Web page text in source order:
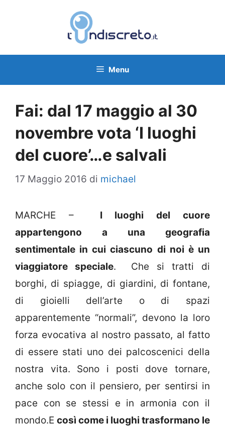
Menu
Fai: dal 17 maggio al 30
novembre vota ‘I luoghi
del cuore’…e salvali
17 Maggio 2016 di michael
MARCHE – I luoghi del cuore
appartengono a una geografia
sentimentale in cui ciascuno di noi è un
viaggiatore speciale. Che si tratti di
borghi, di spiagge, di giardini, di fontane,
di gioielli dell’arte o di spazi
apparentemente “normali”, devono la loro
forza evocativa al nostro passato, al fatto
di essere stati uno dei palcoscenici della
nostra vita. Sono i posti dove tornare,
anche solo con il pensiero, per sentirsi in
pace con se stessi e in armonia con il
mondo.E così come i luoghi trasformano le